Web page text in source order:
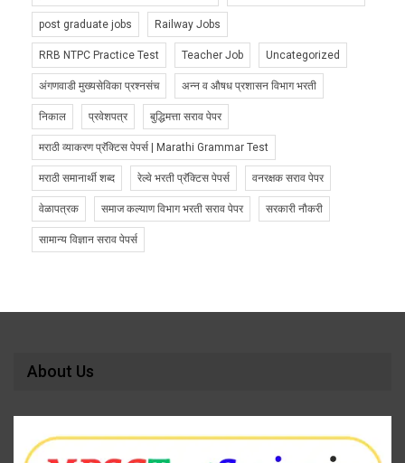
post graduate jobs Railway Jobs
RRB NTPC Practice Test Teacher Job Uncategorized
अंगणवाडी मुख्यसेविका प्रश्नसंच अन्न व औषध प्रशासन विभाग भरती
निकाल प्रवेशपत्र बुद्धिमत्ता सराव पेपर
मराठी व्याकरण प्रॅक्टिस पेपर्स | Marathi Grammar Test
मराठी समानार्थी शब्द रेल्वे भरती प्रॅक्टिस पेपर्स वनरक्षक सराव पेपर
वेळापत्रक समाज कल्याण विभाग भरती सराव पेपर सरकारी नौकरी
सामान्य विज्ञान सराव पेपर्स
About Us